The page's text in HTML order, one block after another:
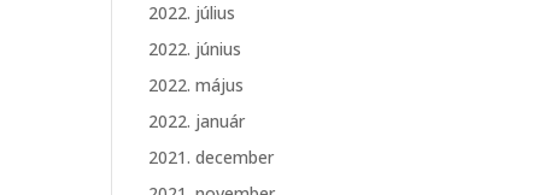
2022. július
2022. június
2022. május
2022. január
2021. december